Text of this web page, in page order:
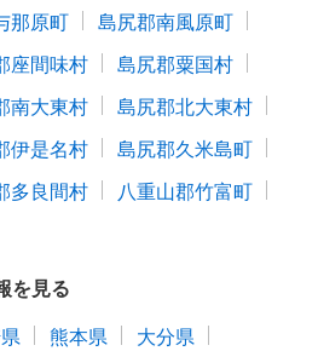
那原町
島尻郡南風原町
座間味村
島尻郡粟国村
南大東村
島尻郡北大東村
伊是名村
島尻郡久米島町
多良間村
八重山郡竹富町
を見る
熊本県
大分県